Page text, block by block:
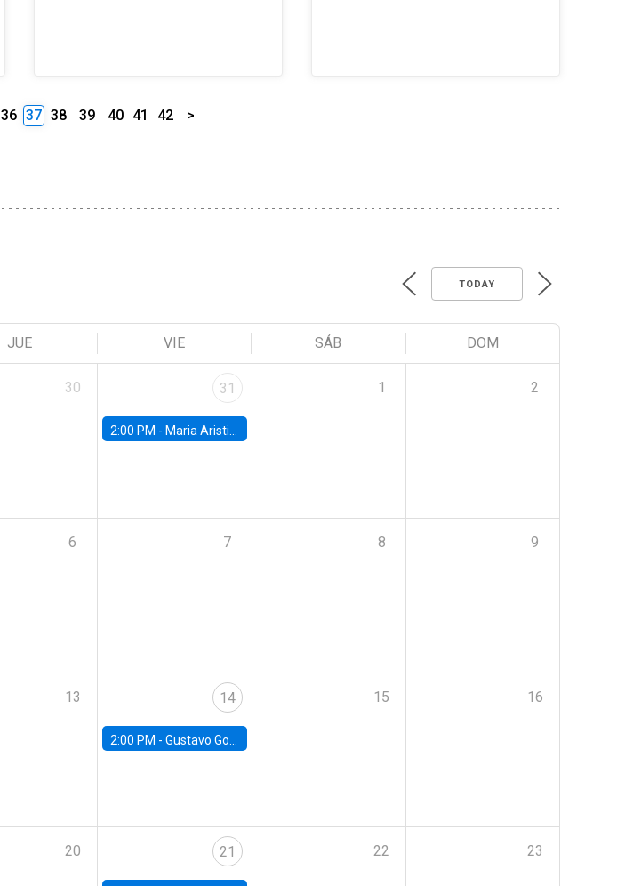
36 37 38 39 40 41 42 >
TODAY
JUE VIE SÁB DOM
30 31
2:00 PM - Maria Aristizabal-Ramirez, FED Board
1 2
6 7 8 9
13 14
2:00 PM - Gustavo González - Banco Central de Chile
15 16
20 21 22 23